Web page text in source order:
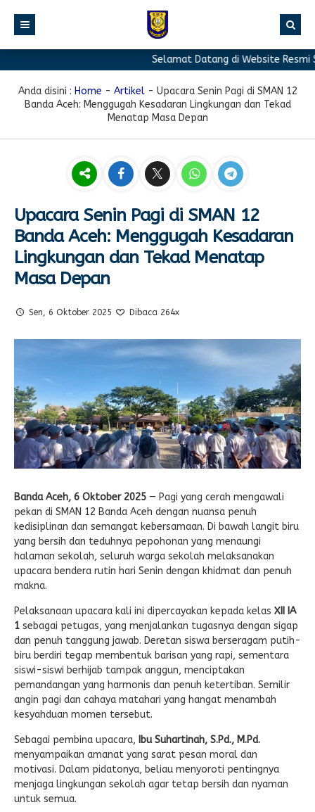
PROFIL
Sambutan Kepala Sekolah
Sejarah Singkat
Struktur Organisasi
Sekolah
Komite
Berita Prestasi
Berita Sekolah
Blog Guru
Pengumuman
Agenda
PROGRAM
Pramuka
PMR
Klub Bahasa
GALERI
FOTO
VIDEO
PPDB
DOWNLOAD
Selamat Datang di Website Resmi
Anda disini : Home - Artikel- Upacara Senin Pagi di SMAN 12
Banda Aceh: Menggugah Kesadaran Lingkungan dan Tekad
Menatap Masa Depan
Upacara Senin Pagi di SMAN 12
Banda Aceh: Menggugah Kesadaran
Lingkungan dan Tekad Menatap
Masa Depan
Sen, 6 Oktober 2025 Dibaca 264x
Banda Aceh, 6 Oktober 2025 — Pagi yang cerah mengawali
pekan di SMAN 12 Banda Aceh dengan nuansa penuh
kedisiplinan dan semangat kebersamaan. Di bawah langit biru
yang bersih dan teduhnya pepohonan yang menaungi
halaman sekolah, seluruh warga sekolah melaksanakan
upacara bendera rutin hari Senin dengan khidmat dan penuh
makna.
Pelaksanaan upacara kali ini dipercayakan kepada kelas XII IA
1 sebagai petugas, yang menjalankan tugasnya dengan sigap
dan penuh tanggung jawab. Deretan siswa berseragam putih-
biru berdiri tegap membentuk barisan yang rapi, sementara
siswi-siswi berhijab tampak anggun, menciptakan
pemandangan yang harmonis dan penuh ketertiban. Semilir
angin pagi dan cahaya matahari yang hangat menambah
kesyahduan momen tersebut.
Sebagai pembina upacara, Ibu Suhartinah, S.Pd., M.Pd.
menyampaikan amanat yang sarat pesan moral dan
motivasi. Dalam pidatonya, beliau menyoroti pentingnya
menjaga lingkungan sekolah agar tetap bersih dan nyaman
untuk semua.